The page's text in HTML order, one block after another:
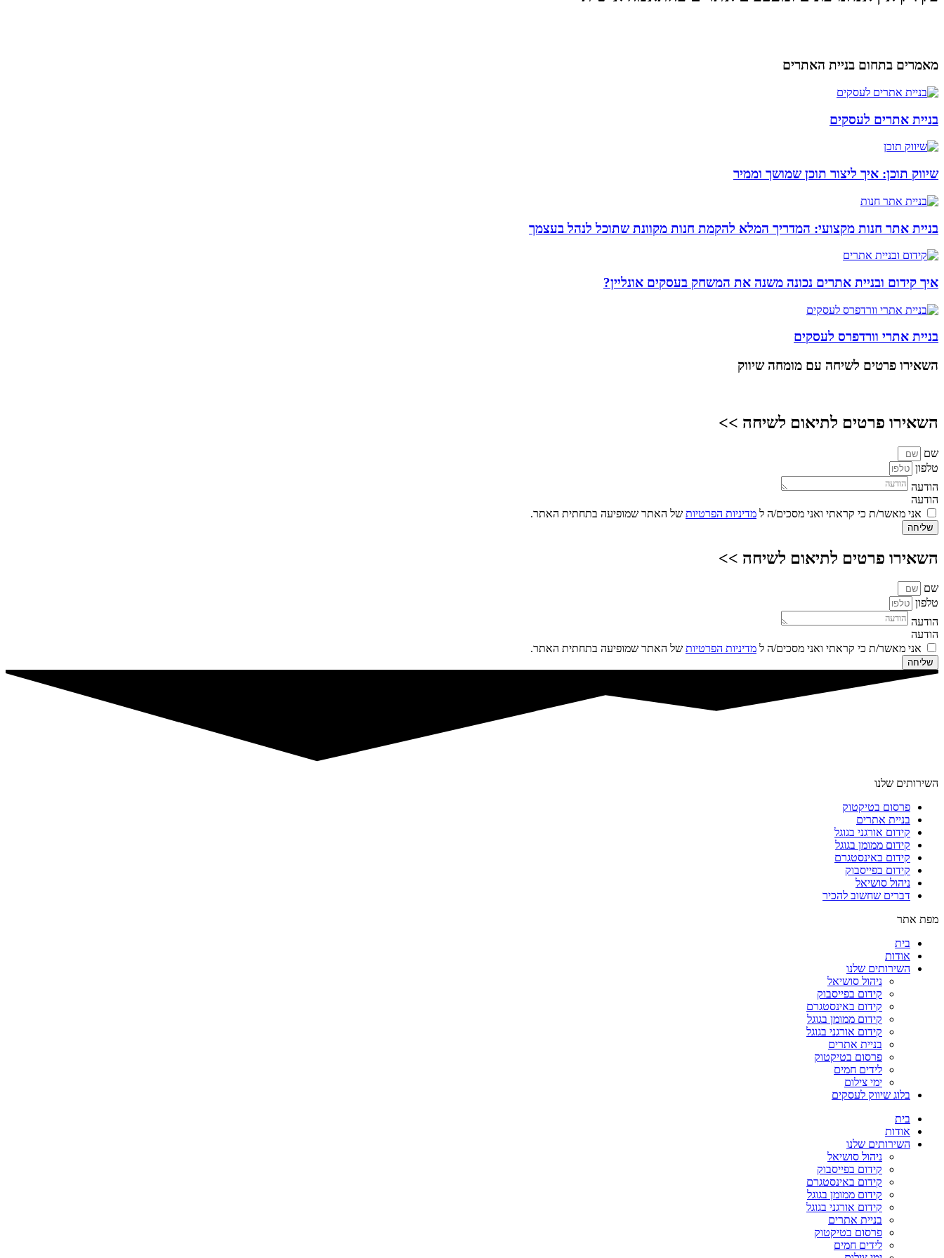
מאמרים בתחום בניית האתרים
בניית אתרים לעסקים
שיווק תוכן: איך ליצור תוכן שמושך וממיר
בניית אתר חנות מקצועי: המדריך המלא להקמת חנות מקוונת שתוכל לנהל בעצמך
איך קידום ובניית אתרים נכונה משנה את המשחק בעסקים אונליין?
בניית אתרי וורדפרס לעסקים
השאירו פרטים לשיחה עם מומחה שיווק
השאירו פרטים לתיאום לשיחה >>
שם
טלפון
הודעה
הודעה
אני מאשר/ת כי קראתי ואני מסכים/ה ל מדיניות הפרטיות של האתר שמופיעה בתחתית האתר.
שליחה
השאירו פרטים לתיאום לשיחה >>
שם
טלפון
הודעה
הודעה
אני מאשר/ת כי קראתי ואני מסכים/ה ל מדיניות הפרטיות של האתר שמופיעה בתחתית האתר.
שליחה
השירותים שלנו
פרסום בטיקטוק
בניית אתרים
קידום אורגני בגוגל
קידום ממומן בגוגל
קידום באינסטגרם
קידום בפייסבוק
ניהול סושיאל
דברים שחשוב להכיר
מפת אתר
בית
אודות
השירותים שלנו
ניהול סושיאל
קידום בפייסבוק
קידום באינסטגרם
קידום ממומן בגוגל
קידום אורגני בגוגל
בניית אתרים
פרסום בטיקטוק
לידים חמים
ימי צילום
בלוג שיווק לעסקים
בית
אודות
השירותים שלנו
ניהול סושיאל
קידום בפייסבוק
קידום באינסטגרם
קידום ממומן בגוגל
קידום אורגני בגוגל
בניית אתרים
פרסום בטיקטוק
לידים חמים